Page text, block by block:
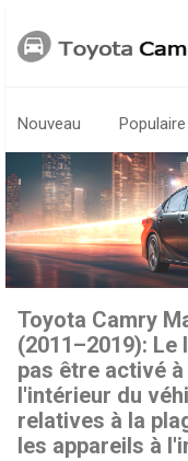
Nouveau Populaire
Toyota Camry
(2011–2019):
pas être activé
l'intérieur du
relatives à la
les appareils à